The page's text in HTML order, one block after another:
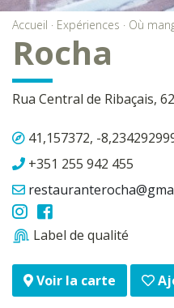
Accueil · Expériences · Où
Rocha
Rua Central de Ribaçais,
41,157372, -
+351 255 942 455
Label de qualité
Voir la carte